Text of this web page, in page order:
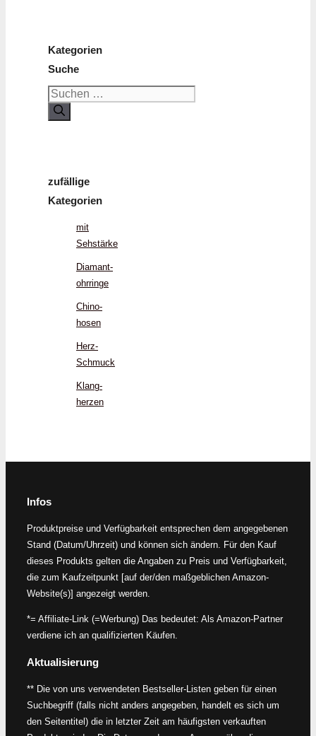
Kategorien
Suche
Suchen
nach:
zufällige
Kategorien
mit
Sehstärke
Diamant­
ohrringe
Chino­
hosen
Herz­
Schmuck
Klang­
herzen
Infos
Produktpreise und Verfügbarkeit entsprechen dem angegebenen
Stand (Datum/Uhrzeit) und können sich ändern. Für den Kauf
dieses Produkts gelten die Angaben zu Preis und Verfügbarkeit,
die zum Kaufzeitpunkt [auf der/den maßgeblichen Amazon-
Website(s)] angezeigt werden.
*= Affiliate-Link (=Werbung) Das bedeutet: Als Amazon-Partner
verdiene ich an qualifizierten Käufen.
Aktualisierung
** Die von uns verwendeten Bestseller-Listen geben für einen
Suchbegriff (falls nicht anders angegeben, handelt es sich um
den Seitentitel) die in letzter Zeit am häufigsten verkauften